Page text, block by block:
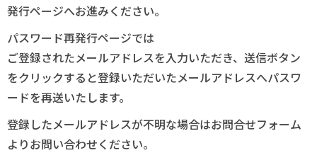
発行ページへお進みください。
パスワード再発行ページでは
ご登録されたメールアドレスを入力いただき、送信ボタン
をクリックすると登録いただいたメールアドレスへパスワ
ードを再送いたします。
登録したメールアドレスが不明な場合はお問合せフォーム
よりお問い合わせください。